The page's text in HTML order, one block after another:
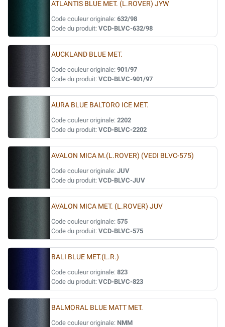
ATLANTIS BLUE MET. (L.ROVER) JYW
Code couleur originale: 632/98
Code du produit: VCD-BLVC-632/98
AUCKLAND BLUE MET.
Code couleur originale: 901/97
Code du produit: VCD-BLVC-901/97
AURA BLUE BALTORO ICE MET.
Code couleur originale: 2202
Code du produit: VCD-BLVC-2202
AVALON MICA M.(L.ROVER) (VEDI BLVC-575)
Code couleur originale: JUV
Code du produit: VCD-BLVC-JUV
AVALON MICA MET. (L.ROVER) JUV
Code couleur originale: 575
Code du produit: VCD-BLVC-575
BALI BLUE MET.(L.R.)
Code couleur originale: 823
Code du produit: VCD-BLVC-823
BALMORAL BLUE MATT MET.
Code couleur originale: NMM